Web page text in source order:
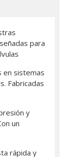
para
en sistemas
Fabricadas
y
un
rápida y